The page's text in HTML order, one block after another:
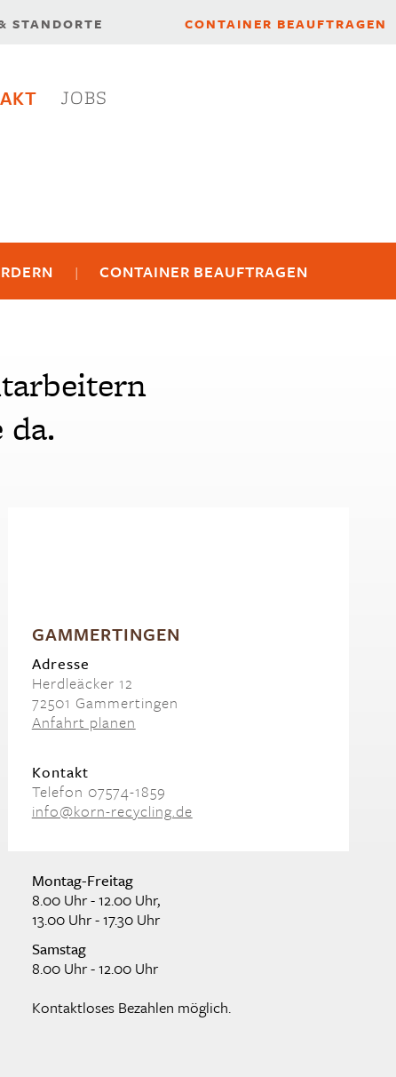
STANDORTE CONTAINER BEAUFTRAGEN
JOBS
CONTAINER BEAUFTRAGEN
GAMMERTINGEN
Adresse
Herdleäcker 12
72501 Gammertingen
Anfahrt planen
Kontakt
Telefon 07574-1859
info@korn-recycling.de
Montag-Freitag
8.00 Uhr - 12.00 Uhr,
13.00 Uhr - 17.30 Uhr
Samstag
8.00 Uhr - 12.00 Uhr
Kontaktloses Bezahlen möglich.